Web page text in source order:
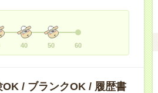
40 50 60
/ ブランクOK / 履歴書